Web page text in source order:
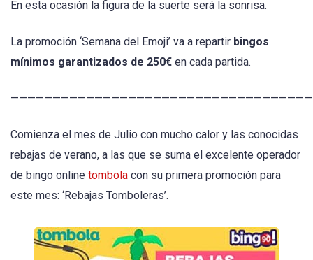
En esta ocasión la figura de la suerte será la sonrisa.
La promoción ‘Semana del Emoji’ va a repartir bingos
mínimos garantizados de 250€ en cada partida.
Comienza el mes de Julio con mucho calor y las conocidas
rebajas de verano, a las que se suma el excelente operador
de bingo online tombola con su primera promoción para
este mes: ‘Rebajas Tomboleras’.